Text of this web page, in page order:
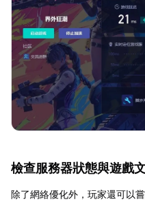
檢查服務器狀態與遊戲
除了網絡優化外，玩家還可以